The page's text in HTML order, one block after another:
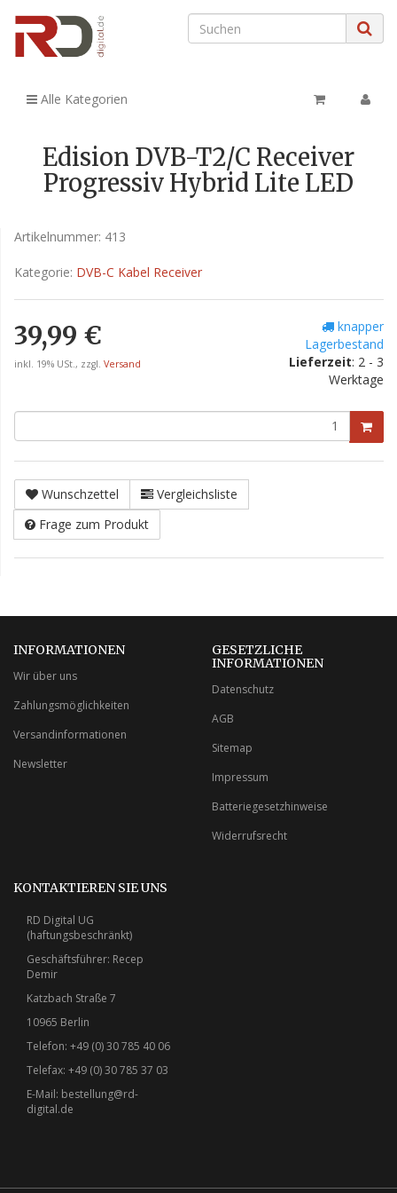
Alle Kategorien
Edision DVB-T2/C Receiver
Progressiv Hybrid Lite LED
Artikelnummer: 413
Kategorie: DVB-C Kabel Receiver
39,99 €
inkl. 19% USt., zzgl. Versand
knapper
Lagerbestand
Lieferzeit: 2 - 3
Werktage
Wunschzettel
Vergleichsliste
Frage zum Produkt
INFORMATIONEN
Wir über uns
Zahlungsmöglichkeiten
Versandinformationen
Newsletter
GESETZLICHE
INFORMATIONEN
Datenschutz
AGB
Sitemap
Impressum
Batteriegesetzhinweise
Widerrufsrecht
KONTAKTIEREN SIE UNS
RD Digital UG
(haftungsbeschränkt)
Geschäftsführer: Recep
Demir
Katzbach Straße 7
10965 Berlin
Telefon: +49 (0) 30 785 40 06
Telefax: +49 (0) 30 785 37 03
E-Mail: bestellung@rd-
digital.de